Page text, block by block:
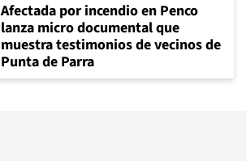
Afectada por incendio en Penco
lanza micro documental que
muestra testimonios de vecinos de
Punta de Parra